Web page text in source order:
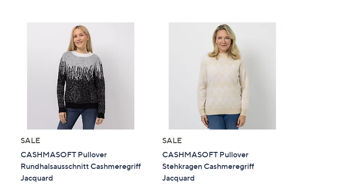
SALE
CASHMASOFT Pullover
Rundhalsausschnitt Cashmeregriff
Jacquard
SALE
CASHMASOFT Pullover
Stehkragen Cashmeregriff
Jacquard